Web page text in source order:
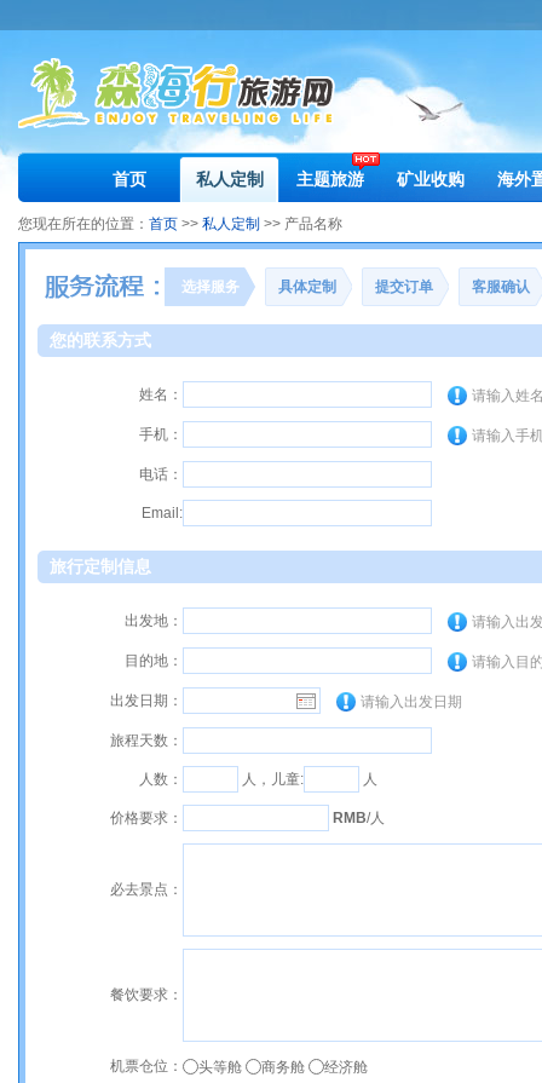
首页 私人定制 主题旅游 矿业收购 海外
您现在所在的位置： 首页 >> 私人定制 >> 产品名称
选择服务 具体定制 提交订单 客服确认
您的联系方式
姓名： 请输入姓
手机： 请输入手
电话：
Email:
旅行定制信息
出发地： 请输入出
目的地： 请输入目
出发日期： 请输入出发日期
旅程天数：
人数： 人，儿童: 人
价格要求： RMB/人
必去景点：
餐饮要求：
机票仓位： 头等舱 商务舱 经济舱